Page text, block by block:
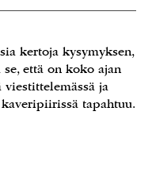
kertoja kysymyksen,
että on koko ajan
viestittelemässä ja
tapahtuu.